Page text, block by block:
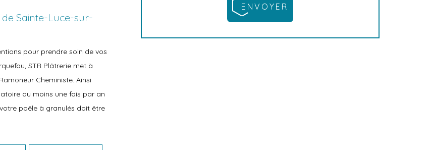
Sainte-Luce-sur-
pour prendre soin de vos
STR Plâtrerie met à
Cheministe. Ainsi
au moins une fois par an
poêle à granulés doit être